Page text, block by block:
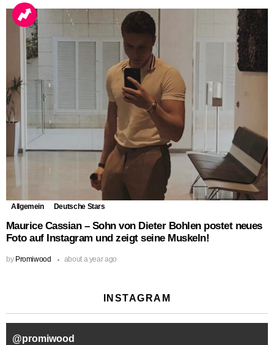
Allgemein Deutsche Stars
Maurice Cassian – Sohn von Dieter Bohlen postet neues
Foto auf Instagram und zeigt seine Muskeln!
by Promiwood about a year ago
INSTAGRAM
@promiwood